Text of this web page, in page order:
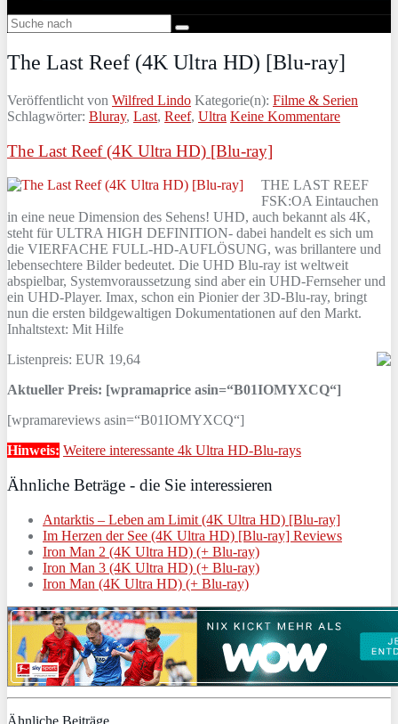
The Last Reef (4K Ultra HD) [Blu-ray]
Veröffentlicht von Wilfred Lindo Kategorie(n): Filme & Serien
Schlagwörter: Bluray, Last, Reef, Ultra Keine Kommentare
The Last Reef (4K Ultra HD) [Blu-ray]
THE LAST REEF
FSK:OA Eintauchen
in eine neue Dimension des Sehens! UHD, auch bekannt als 4K,
steht für ULTRA HIGH DEFINITION- dabei handelt es sich um
die VIERFACHE FULL-HD-AUFLÖSUNG, was brillantere und
lebensechtere Bilder bedeutet. Die UHD Blu-ray ist weltweit
abspielbar, Systemvoraussetzung sind aber ein UHD-Fernseher und
ein UHD-Player. Imax, schon ein Pionier der 3D-Blu-ray, bringt
nun die ersten bildgewaltigen Dokumentationen auf den Markt.
Inhaltstext: Mit Hilfe
Listenpreis: EUR 19,64
Aktueller Preis: [wpramaprice asin=“B01IOMYXCQ“]
[wpramareviews asin=“B01IOMYXCQ“]
Hinweis: Weitere interessante 4k Ultra HD-Blu-rays
Ähnliche Beträge - die Sie interessieren
Antarktis – Leben am Limit (4K Ultra HD) [Blu-ray]
Im Herzen der See (4K Ultra HD) [Blu-ray] Reviews
Iron Man 2 (4K Ultra HD) (+ Blu-ray)
Iron Man 3 (4K Ultra HD) (+ Blu-ray)
Iron Man (4K Ultra HD) (+ Blu-ray)
Ähnliche Beiträge